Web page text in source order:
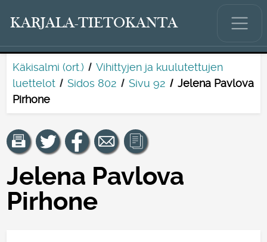
KARJALA-TIETOKANTA
Käkisalmi (ort.)
Vihittyjen ja kuulutettujen
luettelot
Sidos 802 Sivu 92
Jelena Pavlova
Pirhone
Jelena Pavlova
Pirhone